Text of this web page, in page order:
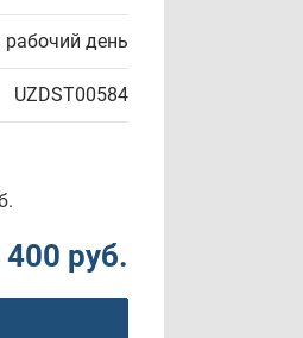
рабочий день
UZDST00584
400 руб.